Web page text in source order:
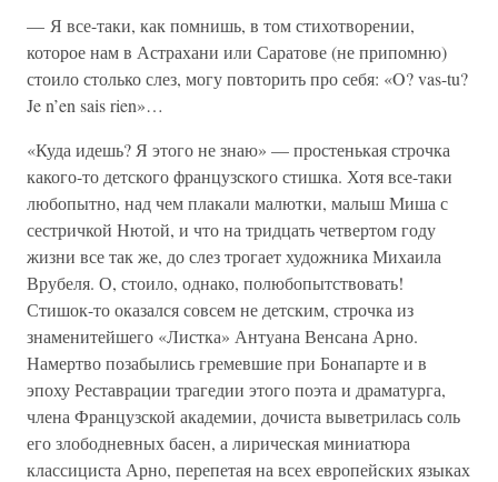
— Я все-таки, как помнишь, в том стихотворении,
которое нам в Астрахани или Саратове (не припомню)
стоило столько слез, могу повторить про себя: «O? vas-tu?
Je n’en sais rien»…
«Куда идешь? Я этого не знаю» — простенькая строчка
какого-то детского французского стишка. Хотя все-таки
любопытно, над чем плакали малютки, малыш Миша с
сестричкой Нютой, и что на тридцать четвертом году
жизни все так же, до слез трогает художника Михаила
Врубеля. О, стоило, однако, полюбопытствовать!
Стишок-то оказался совсем не детским, строчка из
знаменитейшего «Листка» Антуана Венсана Арно.
Намертво позабылись гремевшие при Бонапарте и в
эпоху Реставрации трагедии этого поэта и драматурга,
члена Французской академии, дочиста выветрилась соль
его злободневных басен, а лирическая миниатюра
классициста Арно, перепетая на всех европейских языках